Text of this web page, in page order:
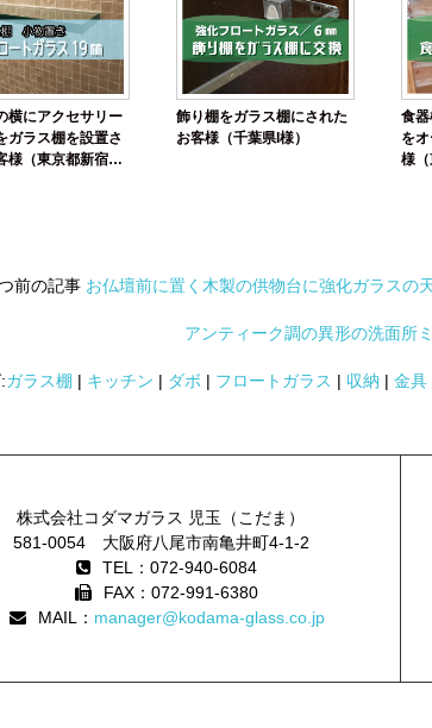
横にアクセサリー
ガラス棚を設置さ
様（東京都新宿区
飾り棚をガラス棚にされた
お客様（千葉県I様）
食
を
様（
前の記事 お仏壇前に置く木製の供物台に強化ガラスの
アンティーク調の異形の洗面所
ガラス棚 | キッチン | ダボ | フロートガラス | 収納 |金具
株式会社コダマガラス 児玉（こだま）
581-0054 大阪府八尾市南亀井町4-1-2
TEL：072-940-6084
FAX：072-991-6380
MAIL： manager@kodama-glass.co.jp